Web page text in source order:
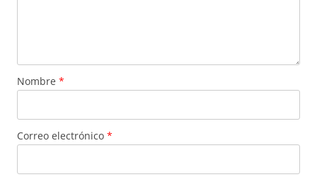
Nombre *
Correo electrónico *